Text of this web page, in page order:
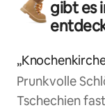
gibt es
Prunkvolle
Tschechien